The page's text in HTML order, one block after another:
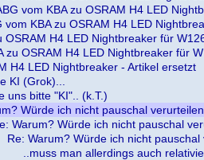
vom KBA zu OSRAM H4 LED
vom KBA zu OSRAM H4 LED
OSRAM H4 LED Nightbreaker für
zu OSRAM H4 LED Nightbreaker für
H4 LED Nightbreaker - Artikel ersetzt
KI (Grok)...
uns bitte "KI".. (k.T.)
Würde ich nicht pauschal
Warum? Würde ich nicht pauschal
Re: Warum? Würde ich nicht
..muss man allerdings auch